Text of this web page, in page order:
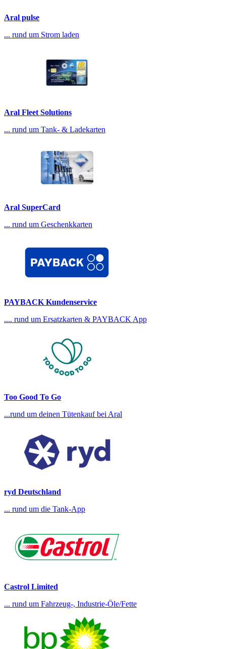
Aral pulse
... rund um Strom laden
Aral Fleet Solutions
... rund um Tank- & Ladekarten
Aral SuperCard
... rund um Geschenkkarten
PAYBACK Kundenservice
.... rund um Ersatzkarten & PAYBACK App
Too Good To Go
...rund um deinen Tütenkauf bei Aral
ryd Deutschland
... rund um die Tank-App
Castrol Limited
... rund um Fahrzeug-, Industrie-Öle/Fette